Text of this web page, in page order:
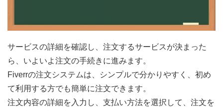
サービスの詳細を確認し、注文するサービスが決まった
ら、いよいよ注文の手続きに進みます。
Fiverrの注文システムは、シンプルで分かりやすく、初め
て利用する方でも簡単に注文できます。
注文内容の詳細を入力し、支払い方法を選択して、注文を